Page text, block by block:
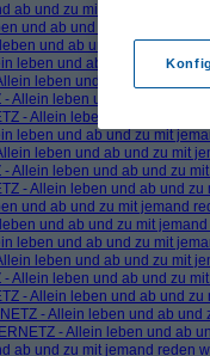
ab und zu mit jemand reden
und ab und zu mit jemand
und ab und zu mit
leben und ab und zu mit
leben und ab und zu mit
- Allein leben und ab und zu
- Allein leben und ab und
leben und ab und zu mit
leben und ab und zu mit
- Allein leben und ab und zu
- Allein leben und ab und
und ab und zu mit jemand
und ab und zu mit
leben und ab und zu mit
leben und ab und zu mit
- Allein leben und ab und zu
- Allein leben und ab und
- Allein leben und ab
- Allein leben und ab
ab und zu mit jemand reden